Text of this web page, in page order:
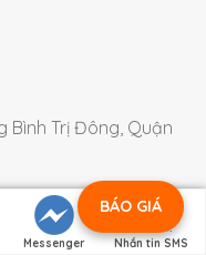
Messenger Nhắn tin SMS
Bình Trị Đông, Quận
BÁO GIÁ